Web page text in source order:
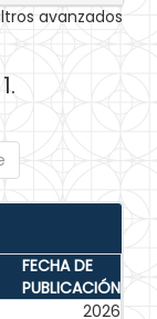
avanzados
FECHA DE
PUBLICACIÓN
2026